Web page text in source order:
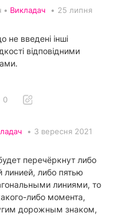
• Викладач • 25 липня
введені інші
відповідними
0
• 3 вересня 2021
перечёркнут либо
линией, либо пятью
линиями, то
либо момента,
дорожным знаком,